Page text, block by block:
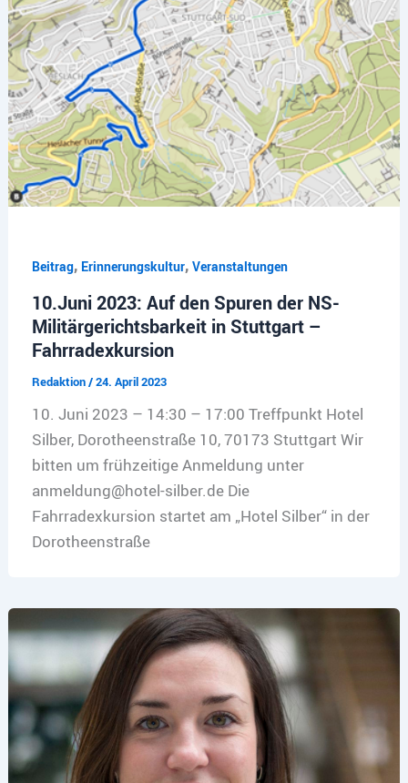
Beitrag, Erinnerungskultur, Veranstaltungen
10.Juni 2023: Auf den Spuren der NS-
Militärgerichtsbarkeit in Stuttgart –
Fahrradexkursion
Redaktion/24. April 2023
10. Juni 2023 – 14:30 – 17:00 Treffpunkt Hotel
Silber, Dorotheenstraße 10, 70173 Stuttgart Wir
bitten um frühzeitige Anmeldung unter
anmeldung@hotel-silber.de Die
Fahrradexkursion startet am „Hotel Silber“ in der
Dorotheenstraße